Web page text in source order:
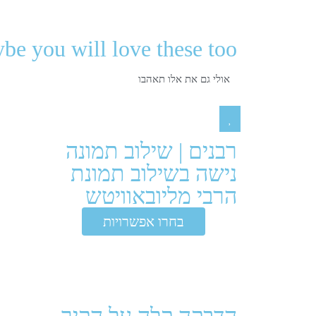
you will love these too
אולי גם את אלו תאהבו
רבנים | שילוב תמונה
נישה בשילוב תמונת
הרבי מליובאוויטש
בחרו אפשרויות
₪
₪